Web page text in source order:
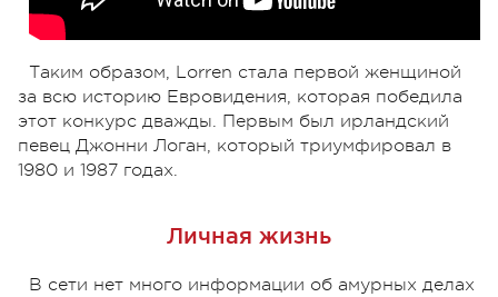
Таким образом, Lorren стала первой женщиной
за всю историю Евровидения, которая победила
этот конкурс дважды. Первым был ирландский
певец Джонни Логан, который триумфировал в
1980 и 1987 годах.
Личная жизнь
В сети нет много информации об амурных делах